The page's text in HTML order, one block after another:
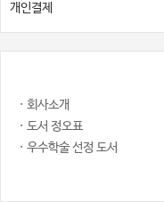
개인결제
· 회사소개
· 도서 정오표
· 우수학술 선정 도서